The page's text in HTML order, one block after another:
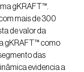
gKRAFT™.
mais de 300
de valor da
gKRAFT™ como
das
evidencia a